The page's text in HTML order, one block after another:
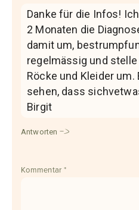
Danke für die Infos!
2 Monaten die
damit um,
regelmässig und
Röcke und Kleider
sehen, dass
Birgit
Antworten
Kommentar *